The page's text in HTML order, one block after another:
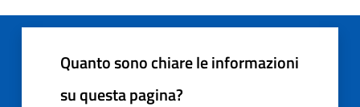
Quanto sono chiare le informazioni
su questa pagina?